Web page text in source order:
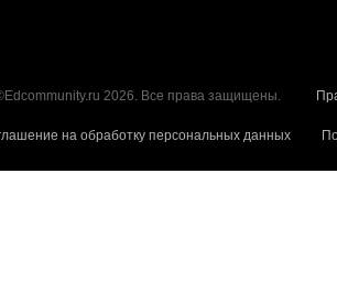
2026. Все права защищены.
на обработку персональных данных